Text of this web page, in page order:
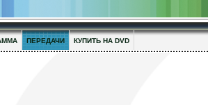
ПЕРЕДАЧИ КУПИТЬ НА DVD